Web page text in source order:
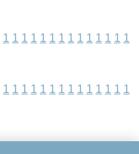
1 1 1 1 1 1 1 1 1 1 1 1 1 1
1 1 1 1 1 1 1 1 1 1 1 1 1 1